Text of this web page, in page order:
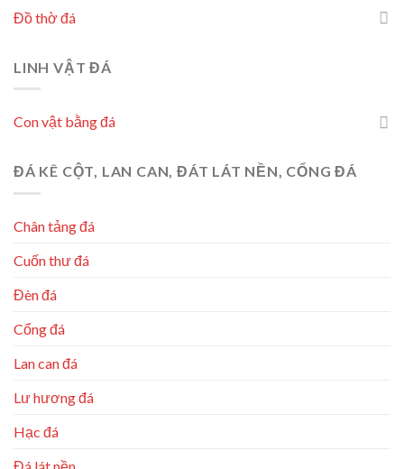
Đồ thờ đá
LINH VẬT ĐÁ
Con vật bằng đá
ĐÁ KÊ CỘT, LAN CAN, ĐÁT LÁT NỀN, CỔNG ĐÁ
Chân tảng đá
Cuốn thư đá
Đèn đá
Cổng đá
Lan can đá
Lư hương đá
Hạc đá